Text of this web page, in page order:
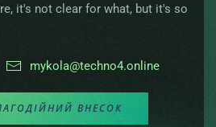
it's not clear for what, but it's so
mykola@techno4.online
ВНЕСОК